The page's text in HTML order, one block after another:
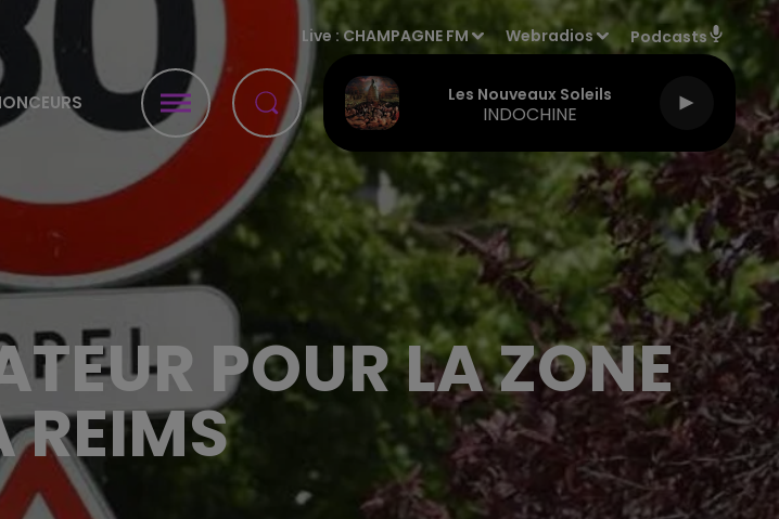
Live :CHAMPAGNE FM Webradios Podcasts
Les Nouveaux Soleils
INDOCHINE
POUR LA ZONE
REIMS